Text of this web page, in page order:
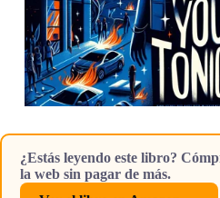
¿Estás leyendo este libro?
la web sin pagar de más.